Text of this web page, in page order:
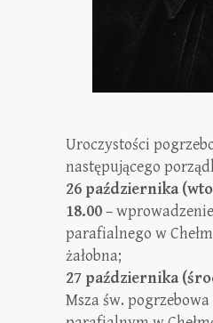
Uroczystości
następującego
26 października
18.00–
parafialnego w
żałobna;
27 października
Msza św.